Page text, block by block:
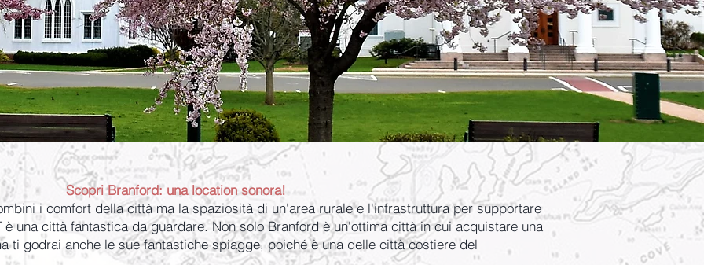
Scopri Branford: una location sonora!
i comfort della città ma la spaziosità di un'area rurale e l'infrastruttura per supportare
una città fantastica da guardare. Non solo Branford è un'ottima città in cui acquistare una
ti godrai anche le sue fantastiche spiagge, poiché è una delle città costiere del